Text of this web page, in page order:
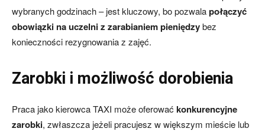
wybranych godzinach – jest kluczowy, bo pozwalapołączyć
obowiązki na uczelni z zarabianiem pieniędzybez
konieczności rezygnowania z zajęć.
Zarobki i możliwość dorobienia
Praca jako kierowca TAXI może oferować konkurencyjne
zarobki, zwłaszcza jeżeli pracujesz w większym mieście lub